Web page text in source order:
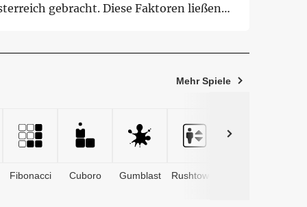
gebracht. Diese Faktoren ließen
Mehr Spiele
Fibonacci Cuboro Gumblast Rushtower